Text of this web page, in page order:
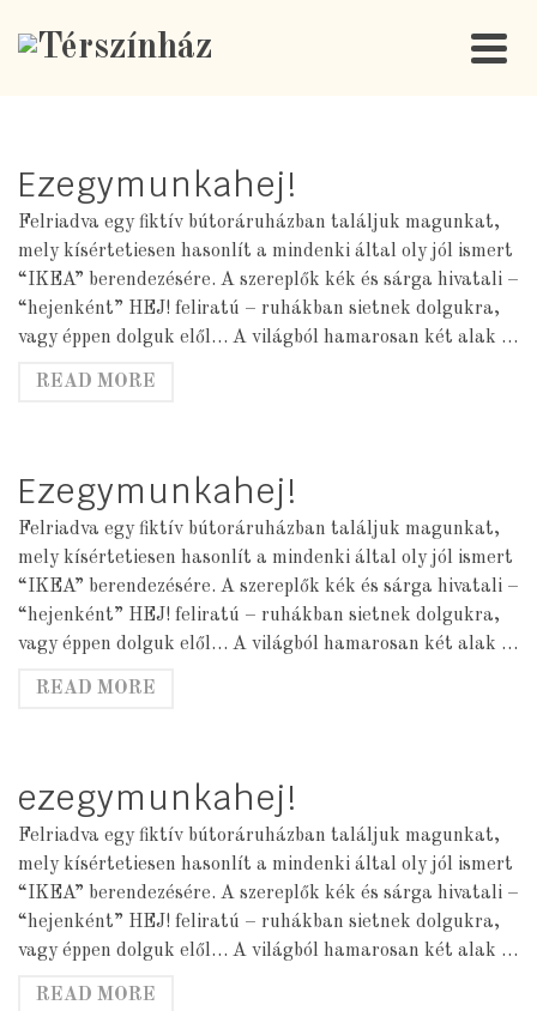
Ezegymunkahej!
Felriadva egy fiktív bútoráruházban találjuk magunkat,
mely kísértetiesen hasonlít a mindenki által oly jól ismert
“IKEA” berendezésére. A szereplők kék és sárga hivatali –
“hejenként” HEJ! feliratú – ruhákban sietnek dolgukra,
vagy éppen dolguk elől… A világból hamarosan két alak …
READ MORE
Ezegymunkahej!
Felriadva egy fiktív bútoráruházban találjuk magunkat,
mely kísértetiesen hasonlít a mindenki által oly jól ismert
“IKEA” berendezésére. A szereplők kék és sárga hivatali –
“hejenként” HEJ! feliratú – ruhákban sietnek dolgukra,
vagy éppen dolguk elől… A világból hamarosan két alak …
READ MORE
ezegymunkahej!
Felriadva egy fiktív bútoráruházban találjuk magunkat,
mely kísértetiesen hasonlít a mindenki által oly jól ismert
“IKEA” berendezésére. A szereplők kék és sárga hivatali –
“hejenként” HEJ! feliratú – ruhákban sietnek dolgukra,
vagy éppen dolguk elől… A világból hamarosan két alak …
READ MORE